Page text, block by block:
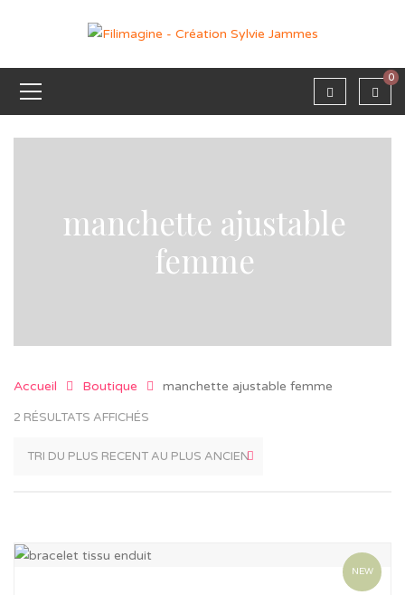
0
manchette ajustable
femme
Accueil Boutique manchette ajustable femme
2 RÉSULTATS AFFICHÉS
NEW